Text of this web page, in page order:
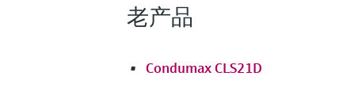
老产品
Condumax CLS21D